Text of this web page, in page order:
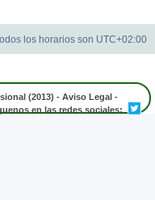
los horarios son UTC+02:00
(2013) - Aviso Legal -
en las redes sociales: